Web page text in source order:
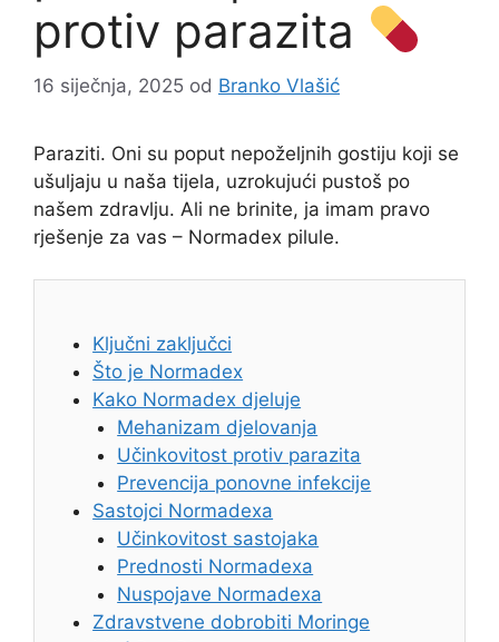
protiv parazita
16 siječnja, 2025 od Branko Vlašić
Paraziti. Oni su poput nepoželjnih gostiju koji se
ušuljaju u naša tijela, uzrokujući pustoš po
našem zdravlju. Ali ne brinite, ja imam pravo
rješenje za vas – Normadex pilule.
Ključni zaključci
Što je Normadex
Kako Normadex djeluje
Mehanizam djelovanja
Učinkovitost protiv parazita
Prevencija ponovne infekcije
Sastojci Normadexa
Učinkovitost sastojaka
Prednosti Normadexa
Nuspojave Normadexa
Zdravstvene dobrobiti Moringe